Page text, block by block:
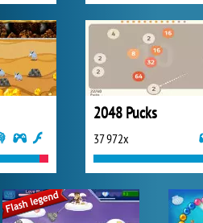
2048 Pucks
37 972x